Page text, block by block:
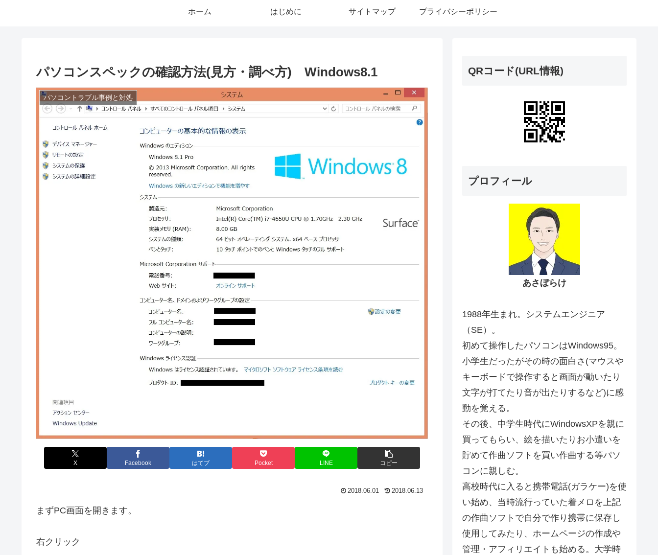
ホーム はじめに サイトマップ プライバシーポリシー
パソコンスペックの確認方法(見方・調べ方) Windows8.1
パソコントラブル事例と対処
X Facebook はてブ Pocket LINE コピー
2018.06.01 2018.06.13
まずPC画面を開きます。
右クリック
QRコード(URL情報)
プロフィール
あさぼらけ
1988年生まれ。システムエンジニア
（SE）。
初めて操作したパソコンはWindows95。
小学生だったがその時の面白さ(マウスや
キーボードで操作すると画面が動いたり
文字が打てたり音が出たりするなど)に感
動を覚える。
その後、中学生時代にWindowsXPを親に
買ってもらい、絵を描いたりお小遣いを
貯めて作曲ソフトを買い作曲する等パソ
コンに親しむ。
高校時代に入ると携帯電話(ガラケー)を使
い始め、当時流行っていた着メロを上記
の作曲ソフトで自分で作り携帯に保存し
使用してみたり、ホームページの作成や
管理・アフィリエイトも始める。大学時